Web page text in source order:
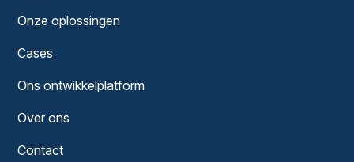
Onze oplossingen
Cases
Ons ontwikkelplatform
Over ons
Contact